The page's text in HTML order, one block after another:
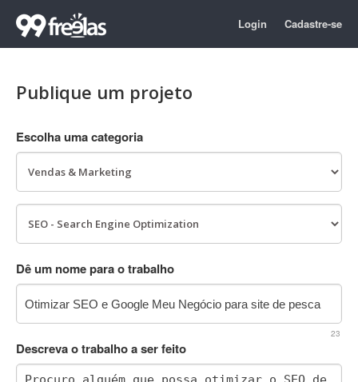
Login Cadastre-se
Publique um projeto
Escolha uma categoria
Dê um nome para o trabalho
23
Descreva o trabalho a ser feito